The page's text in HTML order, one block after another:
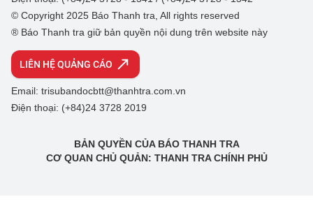
© Copyright 2025 Báo Thanh tra, All rights reserved
® Báo Thanh tra giữ bản quyền nội dung trên website này
LIÊN HỆ QUẢNG CÁO
Email: trisubandocbtt@thanhtra.com.vn
Điện thoại: (+84)24 3728 2019
BẢN QUYỀN CỦA BÁO THANH TRA
CƠ QUAN CHỦ QUẢN: THANH TRA CHÍNH PHỦ